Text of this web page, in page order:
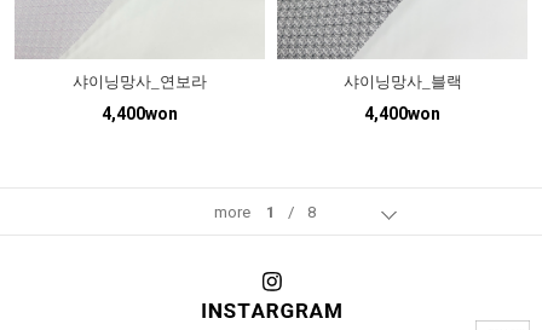
샤이닝망사_연보라
4,400won
샤이닝망사_블랙
4,400won
more 1 / 8